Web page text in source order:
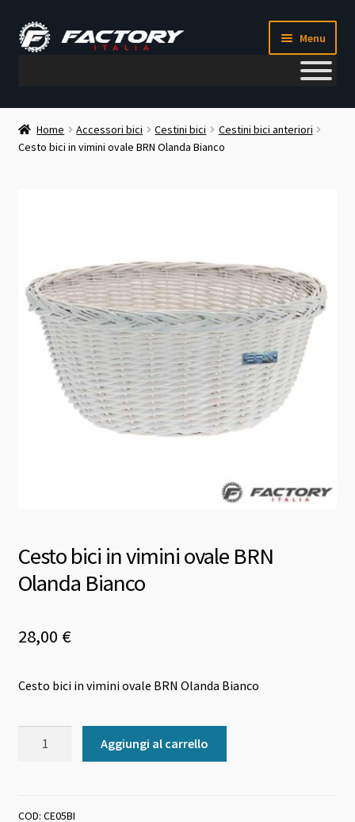
Vai
alla
Vai
al
Menu
Il mio account
Metodi di pagamento
Blog
Corso meccanico bici
Home Accessori bici Cestini bici
Cestini bici anteriori
Cesto bici in vimini ovale BRN Olanda Bianco
Cesto bici in vimini ovale BRN
Olanda Bianco
28,00 €
Cesto bici in vimini ovale BRN Olanda Bianco
ovale
Aggiungi al carrello
COD: CE05BI